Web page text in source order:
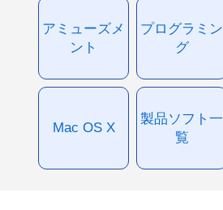
アミューズメ
ント
プログラミン
グ
Mac OS X
製品ソフト一
覧